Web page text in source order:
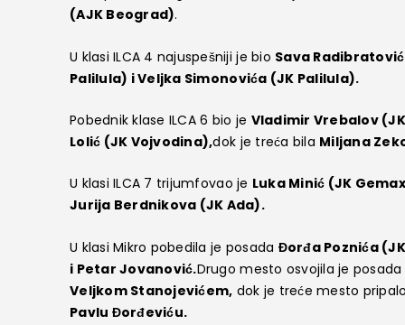
(AJK Beograd).
U klasi ILCA 4 najuspešniji je bio Sava
Palilula) i Veljka Simonovića (JK Palilula).
Pobednik klase ILCA 6 bio je Vladimir Vrebalov
Lolić (JK Vojvodina),dok je treća bila Miljana
U klasi ILCA 7 trijumfovao je Luka Minić (JK
Jurija Berdnikova (JK Ada).
U klasi Mikro pobedila je posada Đorđa Poznića
i Petar Jovanović.Drugo mesto osvojila je posada
Veljkom Stanojevićem, dok je treće mesto
Pavlu Đorđeviću.